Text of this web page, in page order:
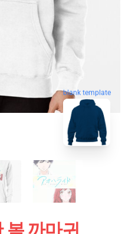
blank template
까마귀